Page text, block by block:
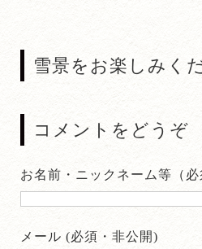
雪景をお楽しみく
コメントをどうぞ
お名前・ニックネーム等（必
メール (必須・非公開)